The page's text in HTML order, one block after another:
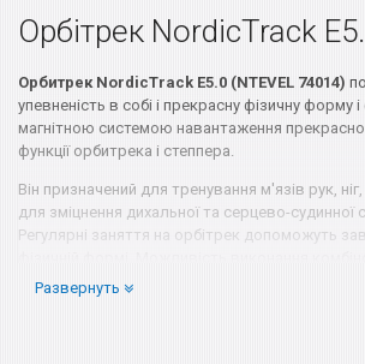
Орбітрек NordicTrack
Орбитрек NordicTrack E5.0 (NTEVEL 74014)
упевненість в собі і прекрасну фізичну форму
магнітною системою навантаження прекрасно
функції орбитрека і степпера.
Він призначений для тренування м'язів рук, ніг,
для зміцнення дихальної та серцево-судинної
Регулярні заняття на орбітрек допоможуть
як лижний хід, степер, задіє під час
Развернуть